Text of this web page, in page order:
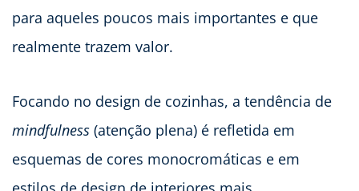
para aqueles poucos mais importantes e que
realmente trazem valor.
Focando no design de cozinhas, a tendência de
mindfulness (atenção plena) é refletida em
esquemas de cores monocromáticas e em